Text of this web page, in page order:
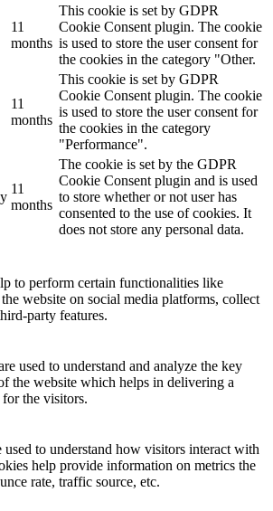
11
months
This cookie is set by GDPR
Cookie Consent plugin. The cookie
is used to store the user consent for
the cookies in the category "Other.
11
months
This cookie is set by GDPR
Cookie Consent plugin. The cookie
is used to store the user consent for
the cookies in the category
"Performance".
11
months
The cookie is set by the GDPR
Cookie Consent plugin and is used
to store whether or not user has
consented to the use of cookies. It
does not store any personal data.
to perform certain functionalities like
website on social media platforms, collect
party features.
used to understand and analyze the key
the website which helps in delivering a
for the visitors.
to understand how visitors interact with
help provide information on metrics the
rate, traffic source, etc.